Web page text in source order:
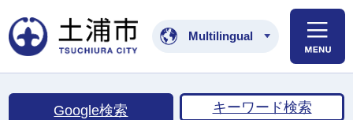
土浦市公式ホームペ
Multilingual
Google検索 キーワード検索